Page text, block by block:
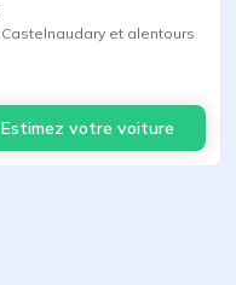
Castelnaudary et alentours
Estimez votre voiture